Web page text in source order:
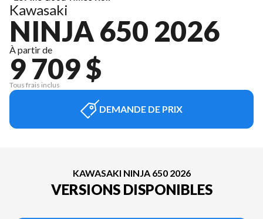
Kawasaki
NINJA 650 2026
À partir de
9 709 $
Tous frais inclus
DEMANDE DE PRIX
KAWASAKI NINJA 650 2026
VERSIONS DISPONIBLES